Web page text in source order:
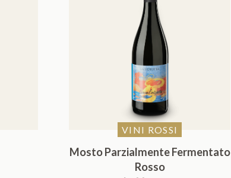
VINI ROSSI
Mosto Parzialmente Fermentato
Rosso